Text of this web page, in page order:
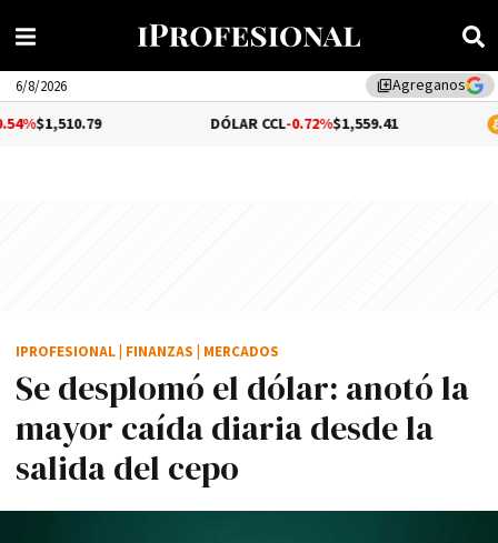
library_addAgreganos
6/8/2026
DÓLAR CCL-0.72%$1,559.41 BITCOIN
Se desplomó el dólar: anotó la
mayor caída diaria desde la
salida del cepo
IPROFESIONAL FINANZAS MERCADOS